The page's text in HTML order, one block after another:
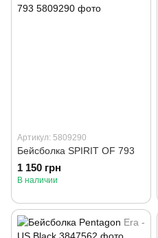
Артикул: 5809290
Бейсболка SPIRIT OF 793
1 150 грн
В наличии